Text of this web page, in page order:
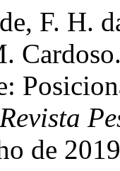
F. H.
Revista
de